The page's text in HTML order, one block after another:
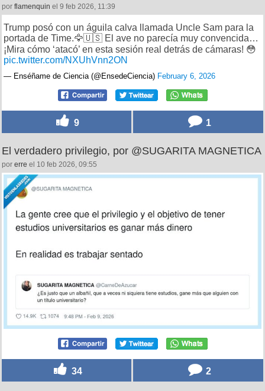
por flamenquin el 9 feb 2026, 11:39
Trump posó con un águila calva llamada Uncle Sam para la
portada de Time.🦅🇺🇸 El ave no parecía muy convencida…
¡Mira cómo ‘atacó’ en esta sesión real detrás de cámaras! 😳
pic.twitter.com/NXUhVnn2ON
— Enséñame de Ciencia (@EnsedeCiencia) February 6, 2026
9 1
El verdadero privilegio, por @SUGARITA MAGNETICA
por erre el 10 feb 2026, 09:55
34 2